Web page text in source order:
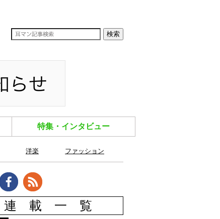
特集・インタビュー
洋楽 ファッション
連 載 一 覧